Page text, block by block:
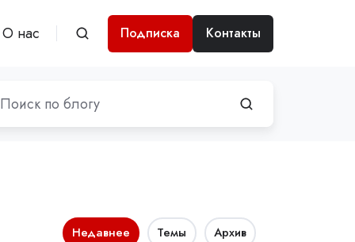
О нас Подписка Контакты
Недавнее Темы Архив